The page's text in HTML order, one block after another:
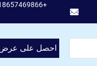
+86-18657469866
احصل على